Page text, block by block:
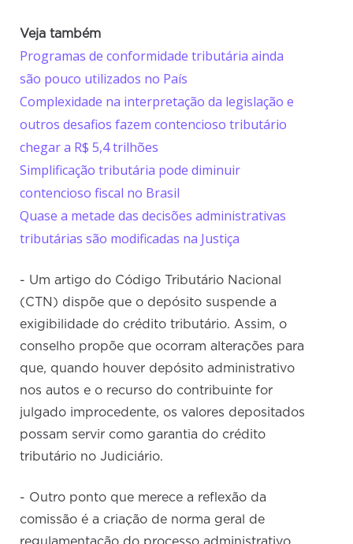
Veja também
Programas de conformidade tributária ainda
são pouco utilizados no País
Complexidade na interpretação da legislação e
outros desafios fazem contencioso tributário
chegar a R$ 5,4 trilhões
Simplificação tributária pode diminuir
contencioso fiscal no Brasil
Quase a metade das decisões administrativas
tributárias são modificadas na Justiça
- Um artigo do Código Tributário Nacional
(CTN) dispõe que o depósito suspende a
exigibilidade do crédito tributário. Assim, o
conselho propõe que ocorram alterações para
que, quando houver depósito administrativo
nos autos e o recurso do contribuinte for
julgado improcedente, os valores depositados
possam servir como garantia do crédito
tributário no Judiciário.
- Outro ponto que merece a reflexão da
comissão é a criação de norma geral de